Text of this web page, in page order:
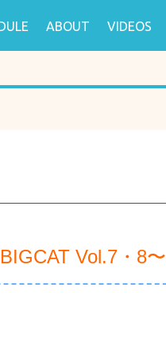
ABOUT VIDEOS
Vol.7・8〜